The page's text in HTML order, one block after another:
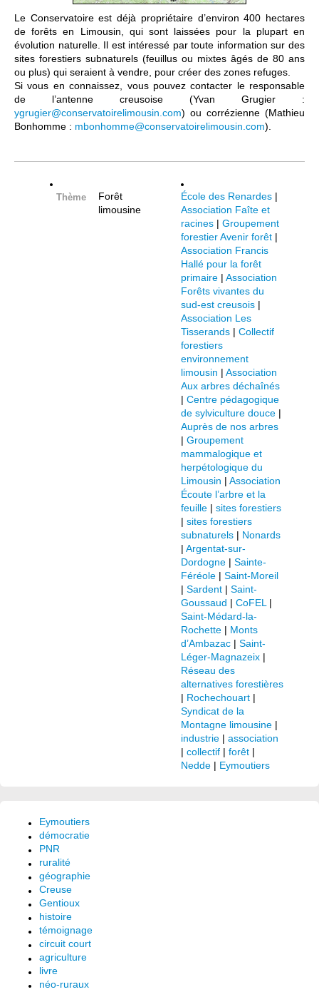
Le Conservatoire est déjà propriétaire d’environ 400 hectares
de forêts en Limousin, qui sont laissées pour la plupart en
évolution naturelle. Il est intéressé par toute information sur des
sites forestiers subnaturels (feuillus ou mixtes âgés de 80 ans
ou plus) qui seraient à vendre, pour créer des zones refuges.
Si vous en connaissez, vous pouvez contacter le responsable
de l’antenne creusoise (Yvan Grugier :
ygrugier@conservatoirelimousin.com) ou corrézienne (Mathieu
Bonhomme : mbonhomme@conservatoirelimousin.com).
Thème
Forêt
limousine
École des Renardes |
Association Faîte et
racines | Groupement
forestier Avenir forêt |
Association Francis
Hallé pour la forêt
primaire | Association
Forêts vivantes du
sud-est creusois |
Association Les
Tisserands | Collectif
forestiers
environnement
limousin | Association
Aux arbres déchaînés
| Centre pédagogique
de sylviculture douce |
Auprès de nos arbres
| Groupement
mammalogique et
herpétologique du
Limousin | Association
Écoute l’arbre et la
feuille | sites forestiers
| sites forestiers
subnaturels | Nonards
| Argentat-sur-
Dordogne | Sainte-
Féréole | Saint-Moreil
| Sardent | Saint-
Goussaud | CoFEL |
Saint-Médard-la-
Rochette | Monts
d’Ambazac | Saint-
Léger-Magnazeix |
Réseau des
alternatives forestières
| Rochechouart |
Syndicat de la
Montagne limousine |
industrie | association
| collectif | forêt |
Nedde | Eymoutiers
Eymoutiers
démocratie
PNR
ruralité
géographie
Creuse
Gentioux
histoire
témoignage
circuit court
agriculture
livre
néo-ruraux